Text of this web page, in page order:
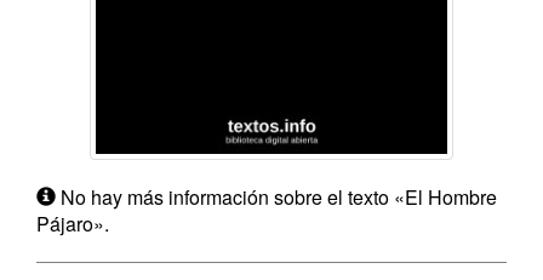
No hay más información sobre el texto «El Hombre
Pájaro».